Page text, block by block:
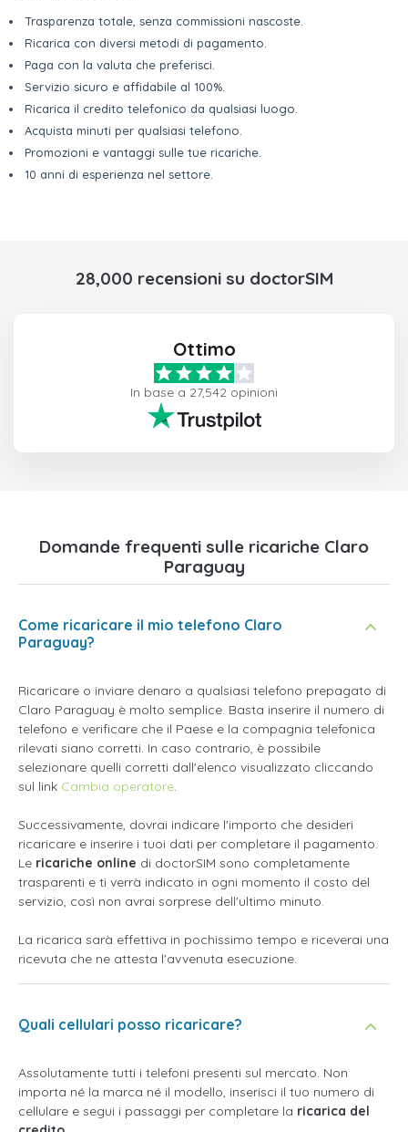
Trasparenza totale, senza commissioni nascoste.
Ricarica con diversi metodi di pagamento.
Paga con la valuta che preferisci.
Servizio sicuro e affidabile al 100%.
Ricarica il credito telefonico da qualsiasi luogo.
Acquista minuti per qualsiasi telefono.
Promozioni e vantaggi sulle tue ricariche.
10 anni di esperienza nel settore.
28,000 recensioni su doctorSIM
Ottimo
In base a 27,542 opinioni
Domande frequenti sulle ricariche Claro
Paraguay
Come ricaricare il mio telefono Claro
Paraguay?
Ricaricare o inviare denaro a qualsiasi telefono prepagato di
Claro Paraguay è molto semplice. Basta inserire il numero di
telefono e verificare che il Paese e la compagnia telefonica
rilevati siano corretti. In caso contrario, è possibile
selezionare quelli corretti dall'elenco visualizzato cliccando
sul link Cambia operatore.
Successivamente, dovrai indicare l'importo che desideri
ricaricare e inserire i tuoi dati per completare il pagamento.
Le ricariche online di doctorSIM sono completamente
trasparenti e ti verrà indicato in ogni momento il costo del
servizio, così non avrai sorprese dell'ultimo minuto.
La ricarica sarà effettiva in pochissimo tempo e riceverai una
ricevuta che ne attesta l'avvenuta esecuzione.
Quali cellulari posso ricaricare?
Assolutamente tutti i telefoni presenti sul mercato. Non
importa né la marca né il modello, inserisci il tuo numero di
cellulare e segui i passaggi per completare la ricarica del